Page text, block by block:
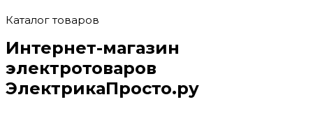
Каталог товаров
Интернет-магазин
электротоваров
ЭлектрикаПросто.ру